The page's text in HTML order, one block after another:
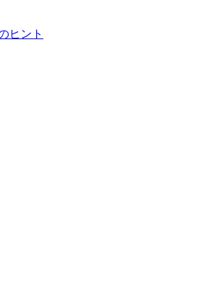
ヒント